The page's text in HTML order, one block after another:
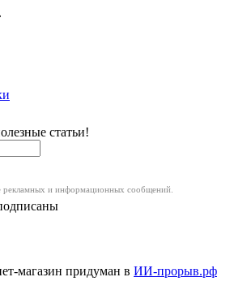
статьи!
рекламных и информационных сообщений.
магазин придуман в ИИ-прорыв.рф